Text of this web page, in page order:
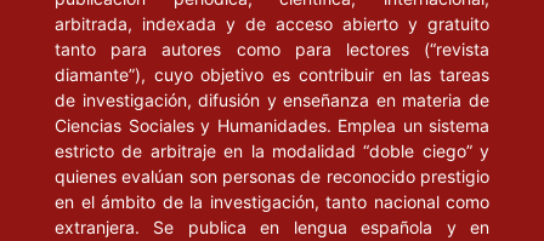
arbitrada, indexada y de acceso abierto y gratuito
tanto para autores como para lectores (“revista
diamante”), cuyo objetivo es contribuir en las tareas
de investigación, difusión y enseñanza en materia de
Ciencias Sociales y Humanidades. Emplea un sistema
estricto de arbitraje en la modalidad “doble ciego” y
quienes evalúan son personas de reconocido prestigio
en el ámbito de la investigación, tanto nacional como
extranjera. Se publica en lengua española y en